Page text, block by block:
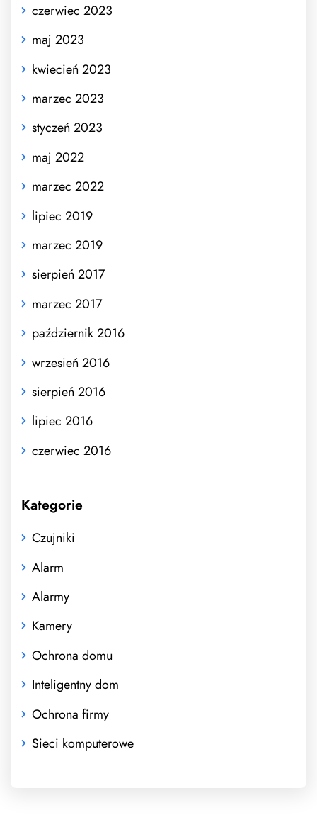
czerwiec 2023
maj 2023
kwiecień 2023
marzec 2023
styczeń 2023
maj 2022
marzec 2022
lipiec 2019
marzec 2019
sierpień 2017
marzec 2017
październik 2016
wrzesień 2016
sierpień 2016
lipiec 2016
czerwiec 2016
Kategorie
Czujniki
Alarm
Alarmy
Kamery
Ochrona domu
Inteligentny dom
Ochrona firmy
Sieci komputerowe